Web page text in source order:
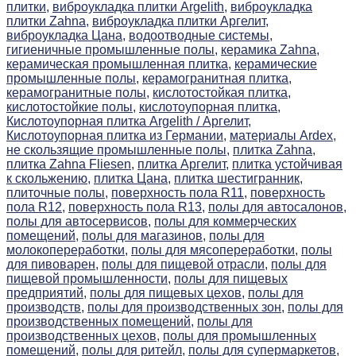
плитки, виброукладка плитки Argelith, виброукладка
плитки Zahna, виброукладка плитки Аргелит,
виброукладка Цана, водоотводные системы,
гигиеничные промышленные полы, керамика Zahna,
керамическая промышленная плитка, керамические
промышленные полы, керамогранитная плитка,
керамогранитные полы, кислотостойкая плитка,
кислотостойкие полы, кислотоупорная плитка,
Кислотоупорная плитка Argelith / Аргелит,
Кислотоупорная плитка из Германии, материалы Ardex,
не скользящие промышленные полы, плитка Zahna,
плитка Zahna Fliesen, плитка Аргелит, плитка устойчивая
к скольжению, плитка Цана, плитка шестигранник,
плиточные полы, поверхность пола R11, поверхность
пола R12, поверхность пола R13, полы для автосалонов,
полы для автосервисов, полы для коммерческих
помещений, полы для магазинов, полы для
молокопереработки, полы для мясопереработки, полы
для пивоварен, полы для пищевой отрасли, полы для
пищевой промышленности, полы для пищевых
предприятий, полы для пищевых цехов, полы для
производств, полы для производственных зон, полы для
производственных помещений, полы для
производственных цехов, полы для промышленных
помещений, полы для ритейл, полы для супермаркетов,